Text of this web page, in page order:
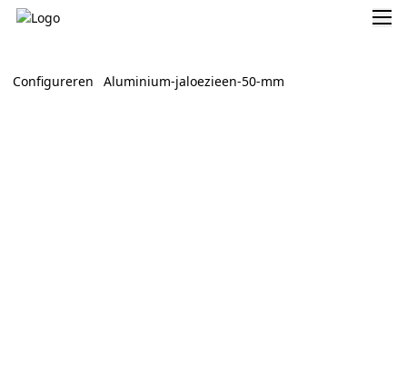
Configureren Aluminium-jaloezieen-50-mm